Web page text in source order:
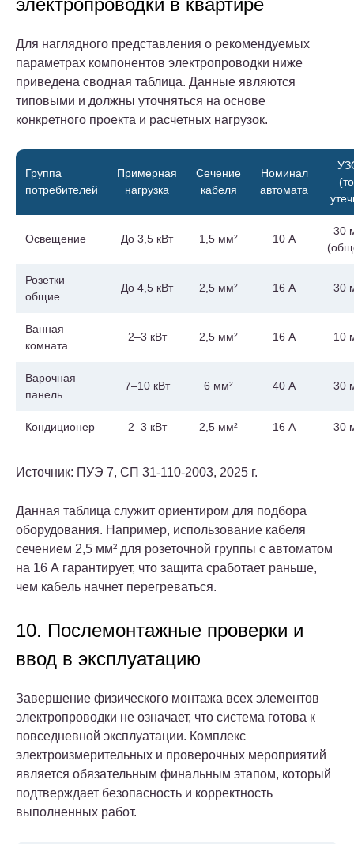
Для наглядного представления о рекомендуемых
параметрах компонентов электропроводки ниже
приведена сводная таблица. Данные являются
типовыми и должны уточняться на основе
конкретного проекта и расчетных нагрузок.
Группа
потребителей
Примерная
нагрузка
Сечение
кабеля
Номинал
автомата
Освещение До 3,5 кВт 1,5 мм² 10 А
30
Розетки
общие
До 4,5 кВт 2,5 мм² 16 А 30
Ванная
комната
2–3 кВт 2,5 мм² 16 А 10
Варочная
панель
7–10 кВт 6 мм² 40 А 30
Кондиционер 2–3 кВт 2,5 мм² 16 А 30
Источник: ПУЭ 7, СП 31-110-2003, 2025 г.
Данная таблица служит ориентиром для подбора
оборудования. Например, использование кабеля
сечением 2,5 мм² для розеточной группы с автоматом
на 16 А гарантирует, что защита сработает раньше,
чем кабель начнет перегреваться.
10. Послемонтажные проверки и
ввод в эксплуатацию
Завершение физического монтажа всех элементов
электропроводки не означает, что система готова к
повседневной эксплуатации. Комплекс
электроизмерительных и проверочных мероприятий
является обязательным финальным этапом, который
подтверждает безопасность и корректность
выполненных работ.